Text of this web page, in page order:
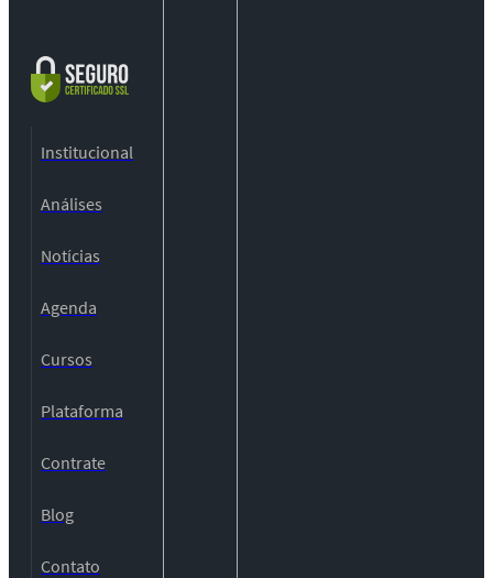
Institucional
Análises
Notícias
Agenda
Cursos
Plataforma
Contrate
Blog
Contato